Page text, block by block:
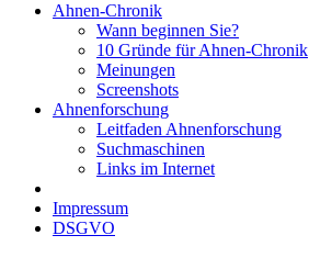
Ahnen-Chronik
Wann beginnen Sie?
10 Gründe für Ahnen-Chronik
Meinungen
Screenshots
Ahnenforschung
Leitfaden Ahnenforschung
Suchmaschinen
Links im Internet
Impressum
DSGVO